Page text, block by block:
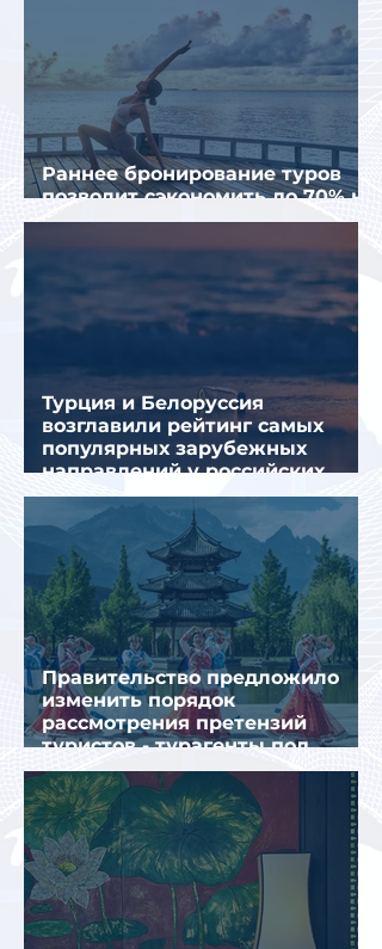
Раннее бронирование туров
позволит сэкономить до 70% на
летнем отдыхе — АТОР
Турция и Белоруссия
возглавили рейтинг самых
популярных зарубежных
направлений у российских
туристов летом
Правительство предложило
изменить порядок
рассмотрения претензий
туристов - турагенты под
ударом!